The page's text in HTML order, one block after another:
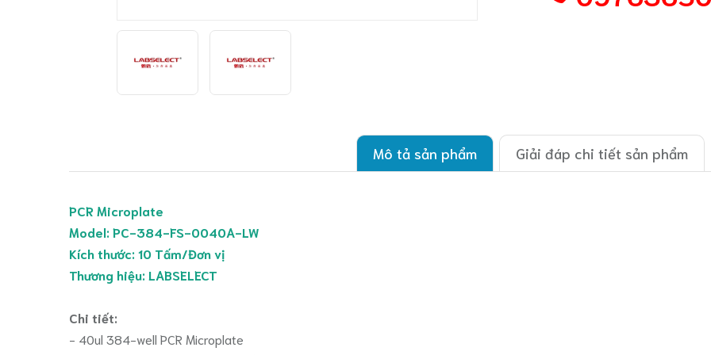
Mô tả sản phẩm Giải đáp chi tiết sản phẩm
PCR Microplate
Model:PC-384-FS-0040A-LW
Kích thước: 10 Tấm/Đơn vị
Thương hiệu: LABSELECT
Chi tiết:
- 40ul 384-well PCR Microplate